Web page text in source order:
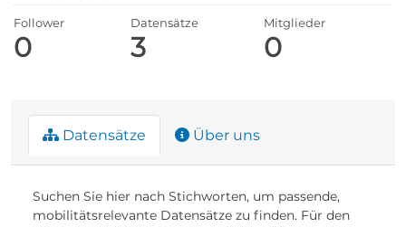
Follower
0
Datensätze
3
Mitglieder
0
Datensätze Über uns
Suchen Sie hier nach Stichworten, um passende,
mobilitätsrelevante Datensätze zu finden. Für den